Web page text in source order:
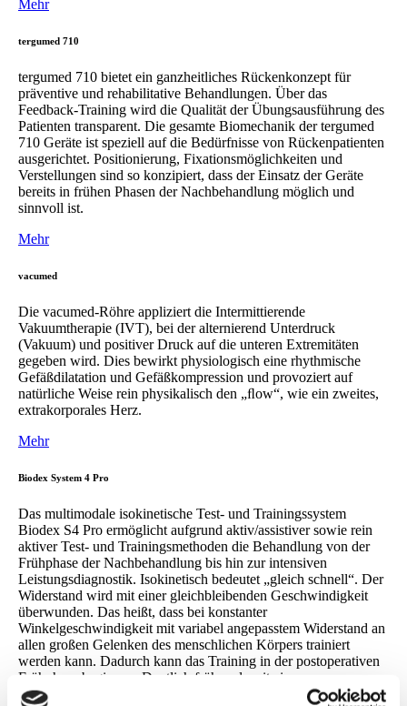
Mehr
tergumed 710
tergumed 710 bietet ein ganzheitliches Rückenkonzept für
präventive und rehabilitative Behandlungen. Über das
Feedback-Training wird die Qualität der Übungsausführung des
Patienten transparent. Die gesamte Biomechanik der tergumed
710 Geräte ist speziell auf die Bedürfnisse von Rückenpatienten
ausgerichtet. Positionierung, Fixationsmöglichkeiten und
Verstellungen sind so konzipiert, dass der Einsatz der Geräte
bereits in frühen Phasen der Nachbehandlung möglich und
sinnvoll ist.
Mehr
vacumed
Die vacumed-Röhre appliziert die Intermittierende
Vakuumtherapie (IVT), bei der alternierend Unterdruck
(Vakuum) und positiver Druck auf die unteren Extremitäten
gegeben wird. Dies bewirkt physiologisch eine rhythmische
Gefäßdilatation und Gefäßkompression und provoziert auf
natürliche Weise rein physikalisch den „ﬂow“, wie ein zweites,
extrakorporales Herz.
Mehr
Biodex System 4 Pro
Das multimodale isokinetische Test- und Trainingssystem
Biodex S4 Pro ermöglicht aufgrund aktiv/assistiver sowie rein
aktiver Test- und Trainingsmethoden die Behandlung von der
Frühphase der Nachbehandlung bis hin zur intensiven
Leistungsdiagnostik. Isokinetisch bedeutet „gleich schnell“. Der
Widerstand wird mit einer gleichbleibenden Geschwindigkeit
überwunden. Das heißt, dass bei konstanter
Winkelgeschwindigkeit mit variabel angepasstem Widerstand an
allen großen Gelenken des menschlichen Körpers trainiert
werden kann. Dadurch kann das Training in der postoperativen
Frühphase beginnen. Deutlich früher als mit einem
konventionellen Trainingsgerät.